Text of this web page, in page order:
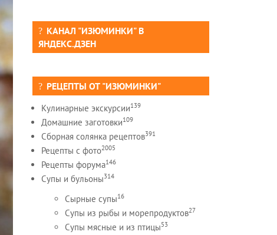
КАНАЛ "ИЗЮМИНКИ" В
ЯНДЕКС.ДЗЕН
РЕЦЕПТЫ ОТ "ИЗЮМИНКИ"
Кулинарные экскурсии139
Домашние заготовки109
Сборная солянка рецептов391
Рецепты c фото2005
Рецепты форума146
Супы и бульоны314
Сырные супы16
Супы из рыбы и морепродуктов27
Супы мясные и из птицы53